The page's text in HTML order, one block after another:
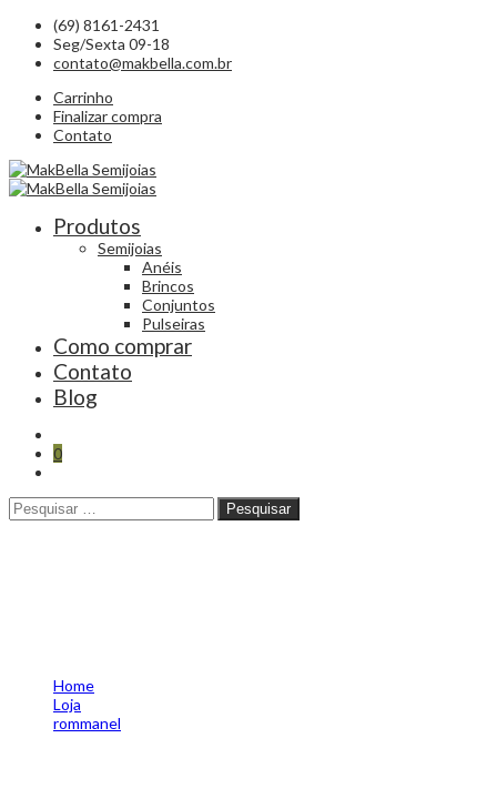
(69) 8161-2431
Seg/Sexta 09-18
contato@makbella.com.br
Carrinho
Finalizar compra
Contato
Produtos
Semijoias
Anéis
Brincos
Conjuntos
Pulseiras
Como comprar
Contato
Blog
0
Pesquisar
Home
Loja
rommanel